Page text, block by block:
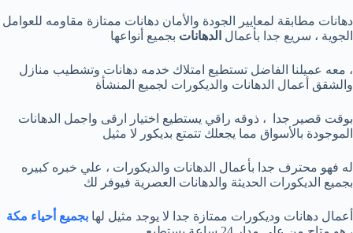
دهانات مطابقة لمعايير الجودة والأمان دهانات ممتازة مقاومه للعوامل
الجوية ، سريع جدا بأعمال الدهانات بجميع أنواعها
، معه عميلنا الفاضل تستطيع امتلاك خدمه دهانات وتشطيب منازل
والشقق أعمال الدهانات والديكورات لجميع المنشأة
بوقت قصير جدا ، ذوقه راقي يستطيع اختيار ارقى واجمل الدهانات
الموجودة بالأسواق مما يجعلك تتمتع بديكور لا مثيل
له فهو محترف جدا بأعمال الدهانات والديكورات ، علي خبره كبيره
بجميع الديكورات الحديثة والدهانات العصرية فيوفر لك
أعمال دهانات وديكورات ممتازة جدا لا يوجد مثيل لها بجميع أحياء مكة